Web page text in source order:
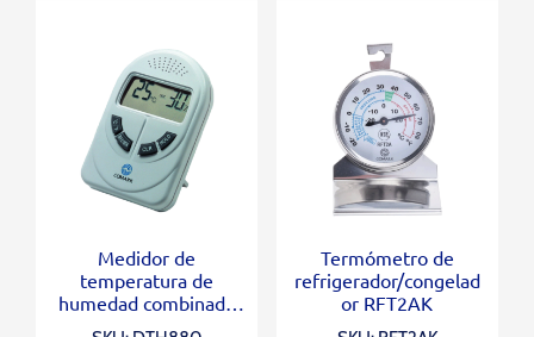
Medidor de
temperatura de
humedad combinado
Termómetro de
refrigerador/congelad
or RFT2AK